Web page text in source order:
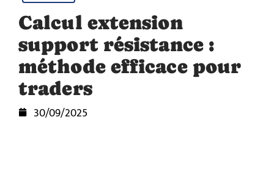
Calcul extension
support résistance :
méthode efficace pour
traders
30/09/2025